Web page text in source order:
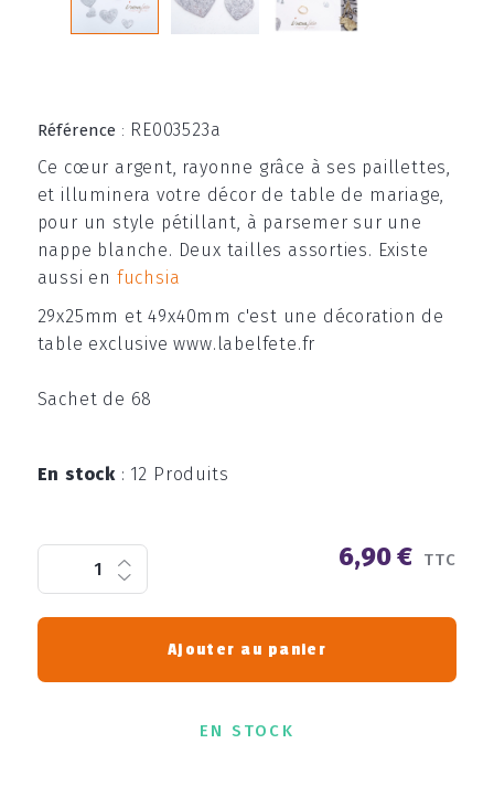
Référence : RE003523a
Ce cœur argent, rayonne grâce à ses paillettes,
et illuminera votre décor de table de mariage,
pour un style pétillant, à parsemer sur une
nappe blanche. Deux tailles assorties. Existe
aussi en fuchsia
29x25mm et 49x40mm c'est une décoration de
table exclusive www.labelfete.fr
Sachet de 68
En stock: 12 Produits
6,90 € TTC
Ajouter au panier
EN STOCK